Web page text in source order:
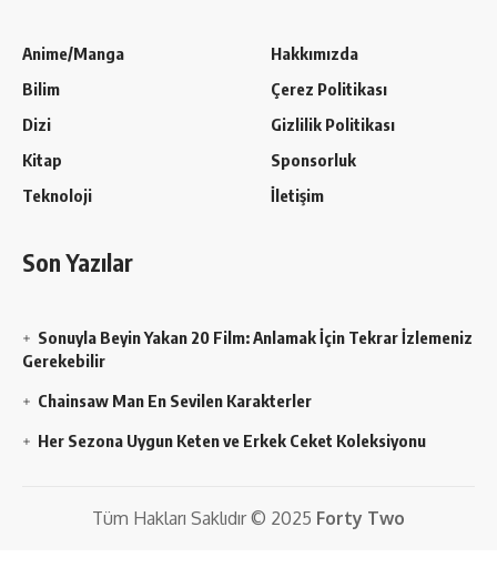
Anime/Manga
Bilim
Dizi
Kitap
Teknoloji
Hakkımızda
Çerez Politikası
Gizlilik Politikası
Sponsorluk
İletişim
Son Yazılar
Sonuyla Beyin Yakan 20 Film: Anlamak İçin Tekrar İzlemeniz
Gerekebilir
Chainsaw Man En Sevilen Karakterler
Her Sezona Uygun Keten ve Erkek Ceket Koleksiyonu
Tüm Hakları Saklıdır © 2025 Forty Two